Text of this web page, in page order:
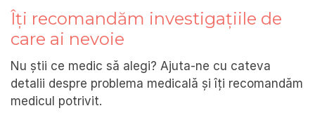
Îți recomandăm investigațiile de
care ai nevoie
Nu știi ce medic să alegi? Ajuta-ne cu cateva
detalii despre problema medicală și îți recomandăm
medicul potrivit.